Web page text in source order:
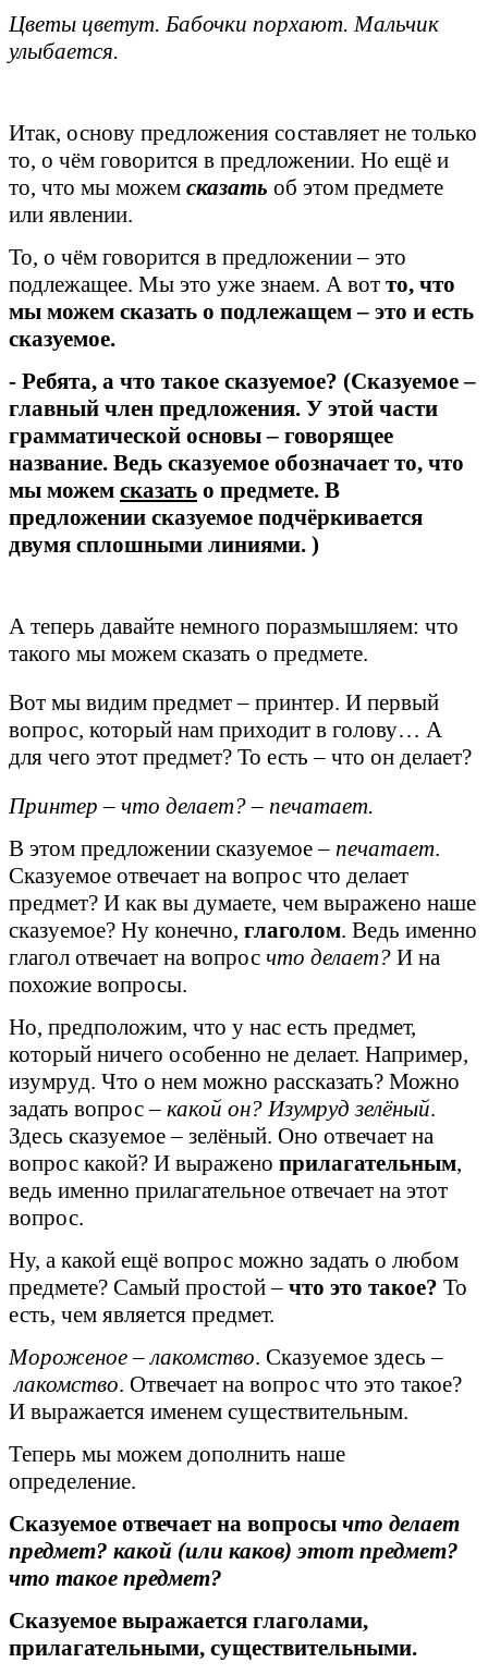
Цветы цветут. Бабочки порхают. Мальчик
улыбается.
Итак, основу предложения составляет не только
то, о чём говорится в предложении. Но ещё и
то, что мы можем сказать об этом предмете
или явлении.
То, о чём говорится в предложении – это
подлежащее. Мы это уже знаем. А вот то, что
мы можем сказать о подлежащем – это и есть
сказуемое.
- Ребята, а что такое сказуемое? (Сказуемое –
главный член предложения. У этой части
грамматической основы – говорящее
название. Ведь сказуемое обозначает то, что
мы можем сказать о предмете. В
предложении сказуемое подчёркивается
двумя сплошными линиями. )
А теперь давайте немного поразмышляем: что
такого мы можем сказать о предмете.
Вот мы видим предмет – принтер. И первый
вопрос, который нам приходит в голову… А
для чего этот предмет? То есть – что он делает?
Принтер – что делает? – печатает.
В этом предложении сказуемое – печатает.
Сказуемое отвечает на вопрос что делает
предмет? И как вы думаете, чем выражено наше
сказуемое? Ну конечно, глаголом. Ведь именно
глагол отвечает на вопрос что делает? И на
похожие вопросы.
Но, предположим, что у нас есть предмет,
который ничего особенно не делает. Например,
изумруд. Что о нем можно рассказать? Можно
задать вопрос – какой он? Изумруд зелёный.
Здесь сказуемое – зелёный. Оно отвечает на
вопрос какой? И выражено прилагательным,
ведь именно прилагательное отвечает на этот
вопрос.
Ну, а какой ещё вопрос можно задать о любом
предмете? Самый простой – что это такое? То
есть, чем является предмет.
Мороженое – лакомство. Сказуемое здесь –
лакомство. Отвечает на вопрос что это такое?
И выражается именем существительным.
Теперь мы можем дополнить наше
определение.
Сказуемое отвечает на вопросы что делает
предмет? какой (или каков) этот предмет?
что такое предмет?
Сказуемое выражается глаголами,
прилагательными, существительными.